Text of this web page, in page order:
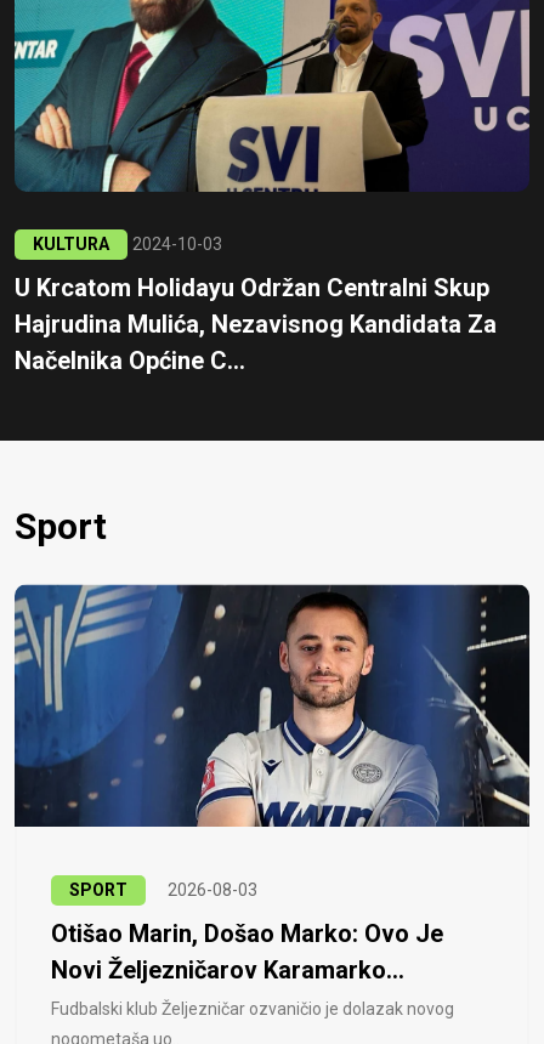
KULTURA 2024-10-03
U Krcatom Holidayu Održan Centralni Skup
Hajrudina Mulića, Nezavisnog Kandidata Za
Načelnika Općine C...
Sport
SPORT 2026-08-03
Otišao Marin, Došao Marko: Ovo Je
Novi Željezničarov Karamarko...
Fudbalski klub Željezničar ozvaničio je dolazak novog
nogometaša uo..